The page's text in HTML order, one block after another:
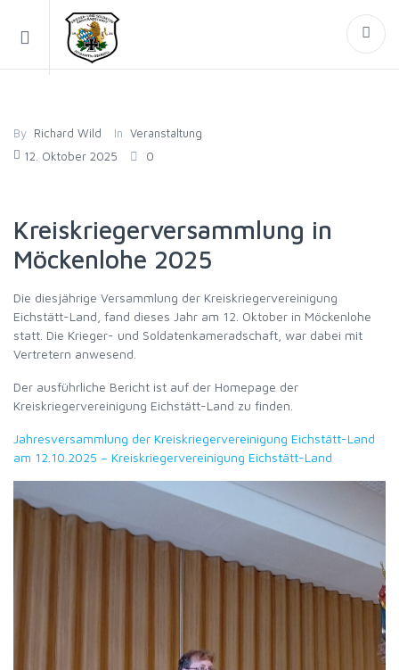
By Richard Wild In Veranstaltung
12. Oktober 2025
0
Kreiskriegerversammlung in
Möckenlohe 2025
Die diesjährige Versammlung der Kreiskriegervereinigung
Eichstätt-Land, fand dieses Jahr am 12. Oktober in Möckenlohe
statt. Die Krieger- und Soldatenkameradschaft, war dabei mit
Vertretern anwesend.
Der ausführliche Bericht ist auf der Homepage der
Kreiskriegervereinigung Eichstätt-Land zu finden.
Jahresversammlung der Kreiskriegervereinigung Eichstätt-Land
am 12.10.2025 – Kreiskriegervereinigung Eichstätt-Land